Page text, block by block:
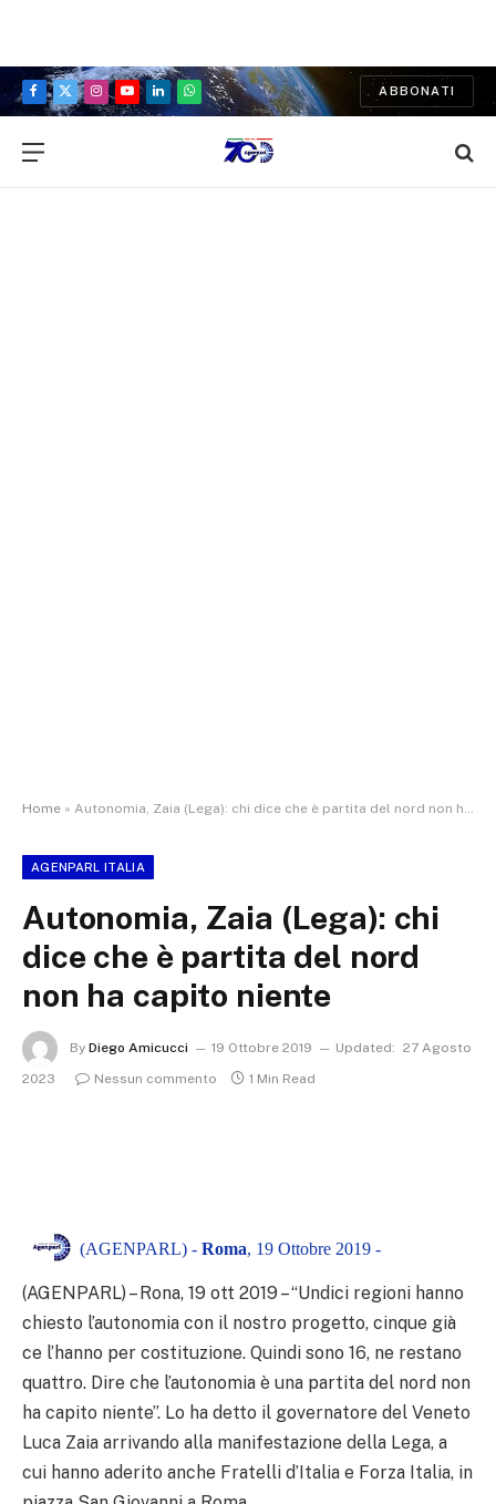
Facebook
X
Instagram
YouTubeLinkedInWhatsApp
ABBONATI
Home » Autonomia, Zaia (Lega): chi dice che è partita del nord non ha capito niente
AGENPARL ITALIA
Autonomia, Zaia (Lega): chi
dice che è partita del nord
non ha capito niente
By Diego Amicucci 19 Ottobre 2019 Updated: 27 Agosto
2023
Nessun commento 1 Min Read
(AGENPARL) - Roma, 19 Ottobre 2019 -
(AGENPARL) – Rona, 19 ott 2019 – “Undici regioni hanno
chiesto l’autonomia con il nostro progetto, cinque già
ce l’hanno per costituzione. Quindi sono 16, ne restano
quattro. Dire che l’autonomia è una partita del nord non
ha capito niente”. Lo ha detto il governatore del Veneto
Luca Zaia arrivando alla manifestazione della Lega, a
cui hanno aderito anche Fratelli d’Italia e Forza Italia, in